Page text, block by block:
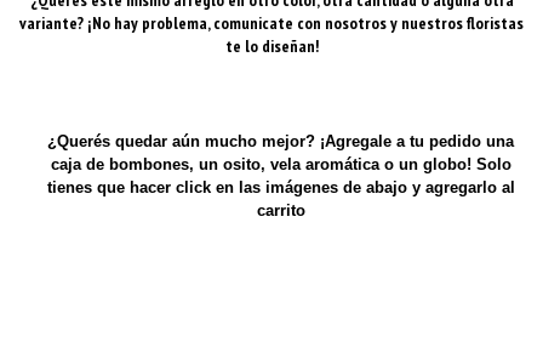
variante? ¡No hay problema, comunicate con nosotros y nuestros floristas
te lo diseñan!
¿Querés quedar aún mucho mejor? ¡Agregale a tu pedido una
caja de bombones, un osito, vela aromática o un globo! Solo
tienes que hacer click en las imágenes de abajo y agregarlo al
carrito